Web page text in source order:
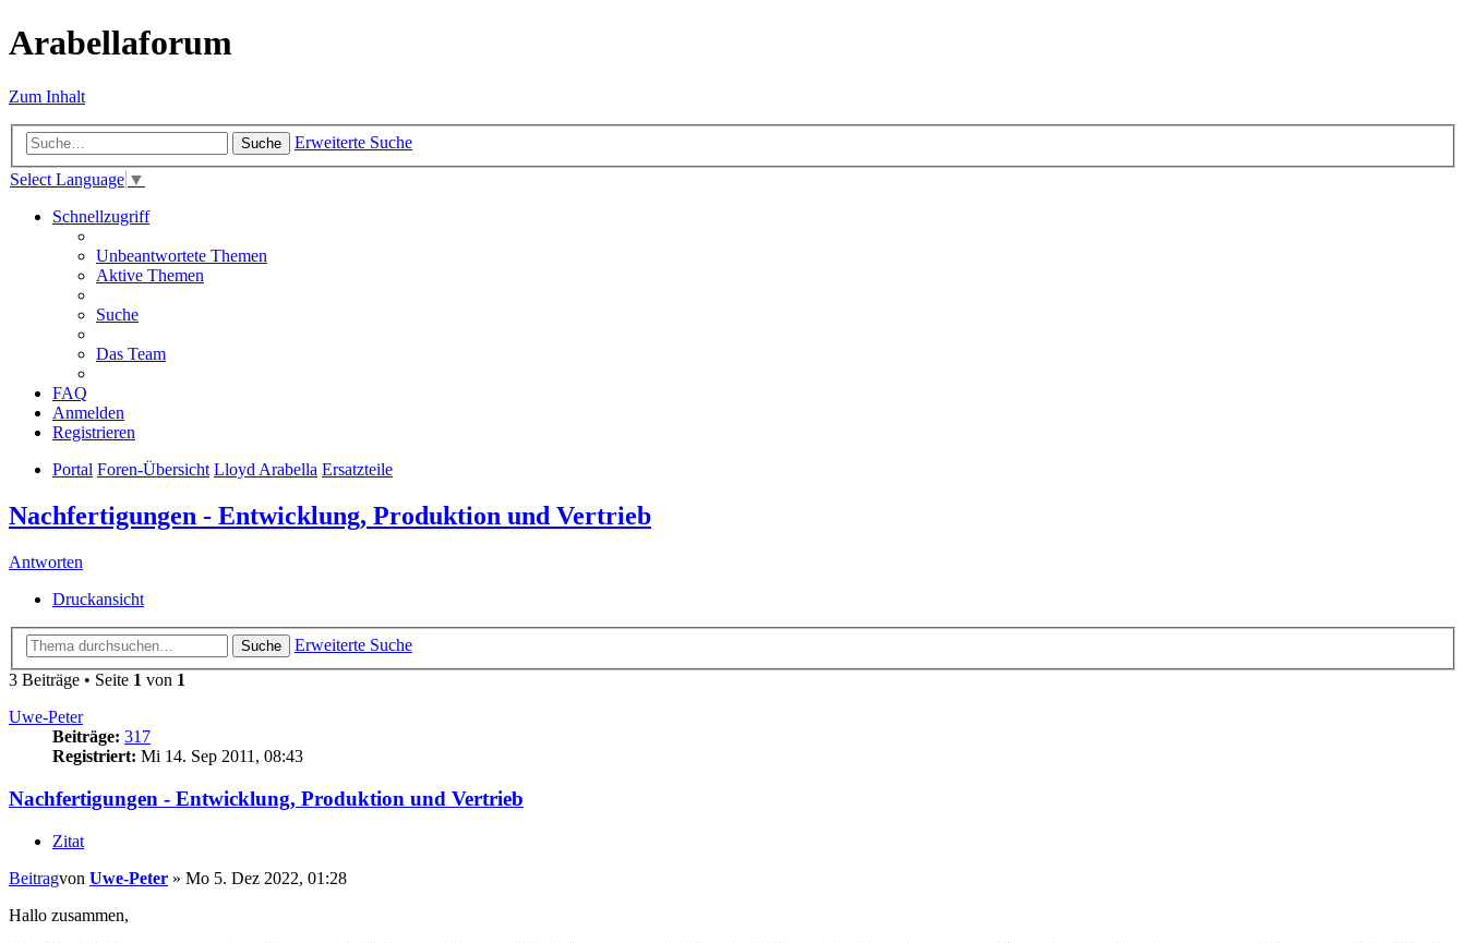
Arabellaforum
Zum Inhalt
Suche
Erweiterte Suche
Select Language ▼
Schnellzugriff
Unbeantwortete Themen
Aktive Themen
Suche
Das Team
FAQ
Anmelden
Registrieren
Portal Foren-Übersicht Lloyd Arabella Ersatzteile
Nachfertigungen - Entwicklung, Produktion und Vertrieb
Antworten
Druckansicht
Suche
Erweiterte Suche
3 Beiträge • Seite 1 von 1
Uwe-Peter
Beiträge: 317
Registriert: Mi 14. Sep 2011, 08:43
Nachfertigungen - Entwicklung, Produktion und Vertrieb
Zitat
Beitragvon Uwe-Peter » Mo 5. Dez 2022, 01:28
Hallo zusammen,